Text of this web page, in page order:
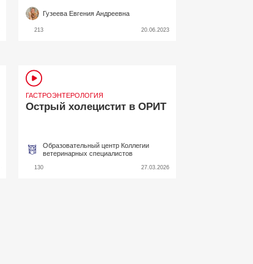
Гузеева Евгения Андреевна
213 20.06.2023
ГАСТРОЭНТЕРОЛОГИЯ
Острый холецистит в ОРИТ
Образовательный центр Коллегии
ветеринарных специалистов
130 27.03.2026